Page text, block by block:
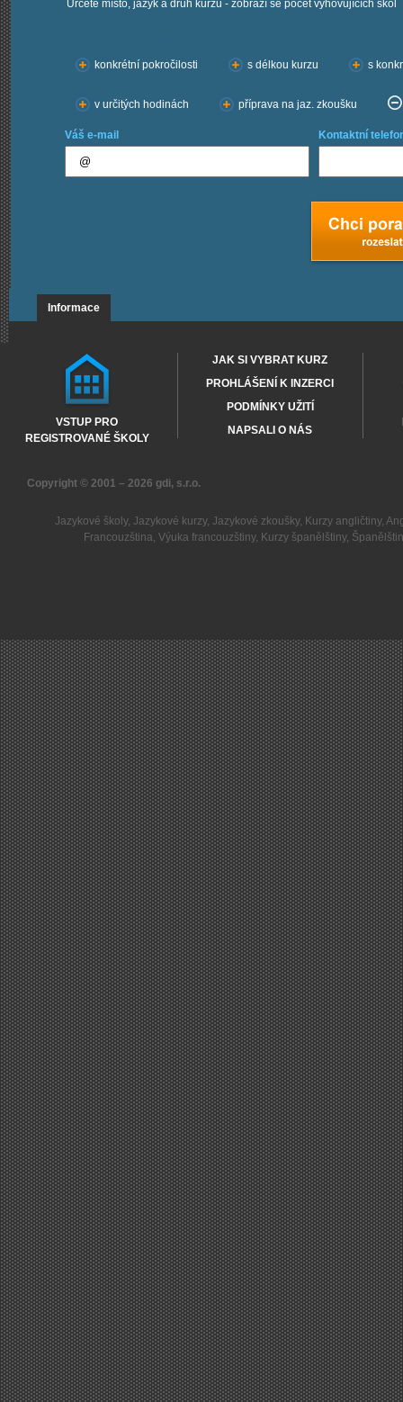
Určete místo, jazyk a druh kurzu - zobrazí se počet vyhovujících škol
konkrétní pokročilosti
s délkou kurzu s
v určitých hodinách příprava na jaz. zkoušku
Váš e-mail Kontaktní
Informace
VSTUP PRO
REGISTROVANÉ ŠKOLY
JAK SI VYBRAT KURZ
PROHLÁŠENÍ K INZERCI
PODMÍNKY UŽITÍ
NAPSALI O NÁS
Copyright © 2001 – 2026 gdi, s.r.o.
Jazykové školy, Jazykové kurzy, Jazykové zkoušky, Kurzy angličtiny,
Francouzština,Výuka francouzštiny, Kurzy španělštiny,